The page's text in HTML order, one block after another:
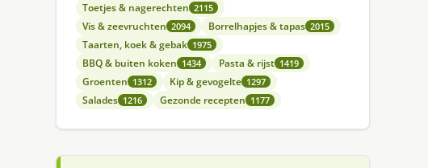
Toetjes & nagerechten 2115
Vis & zeevruchten 2094 Borrelhapjes & tapas 2015
Taarten, koek & gebak 1975
BBQ & buiten koken 1434 Pasta & rijst 1419
Groenten 1312 Kip & gevogelte 1297
Salades 1216 Gezonde recepten 1177